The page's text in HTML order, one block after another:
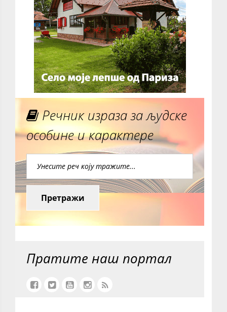
Речник израза за људске
особине и карактере
Претражи
Пратите наш портал